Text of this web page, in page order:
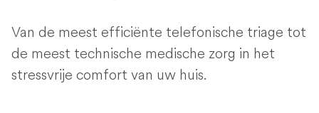
Van de meest efficiënte telefonische triage tot
de meest technische medische zorg in het
stressvrije comfort van uw huis.